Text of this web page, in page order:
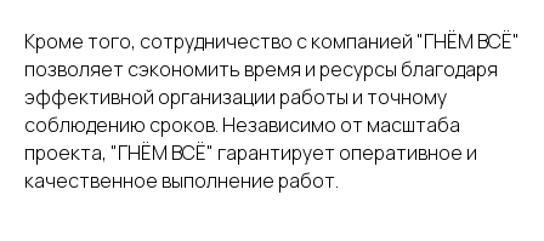
Кроме того, сотрудничество с компанией "ГНЁМ ВСЁ"
позволяет сэкономить время и ресурсы благодаря
эффективной организации работы и точному
соблюдению сроков. Независимо от масштаба
проекта, "ГНЁМ ВСЁ" гарантирует оперативное и
качественное выполнение работ.